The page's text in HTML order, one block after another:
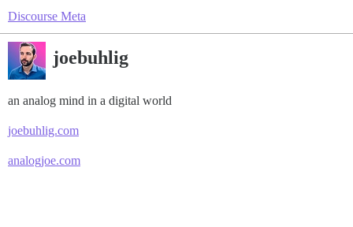
Discourse Meta
joebuhlig
an analog mind in a digital world
joebuhlig.com
analogjoe.com